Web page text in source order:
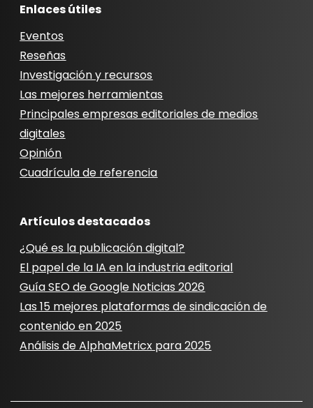
Enlaces útiles
Eventos
Reseñas
Investigación y recursos
Las mejores herramientas
Principales empresas editoriales de medios
digitales
Opinión
Cuadrícula de referencia
Artículos destacados
¿Qué es la publicación digital?
El papel de la IA en la industria editorial
Guía SEO de Google Noticias 2026
Las 15 mejores plataformas de sindicación de
contenido en 2025
Análisis de AlphaMetricx para 2025